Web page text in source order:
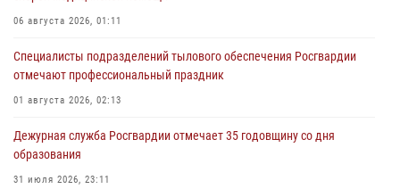
06 августа 2026, 01:11
Специалисты подразделений тылового обеспечения Росгвардии
отмечают профессиональный праздник
01 августа 2026, 02:13
Дежурная служба Росгвардии отмечает 35 годовщину со дня
образования
31 июля 2026, 23:11